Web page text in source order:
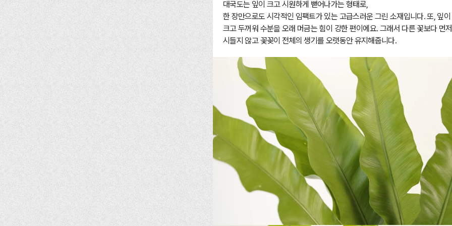
대국도는 잎이 크고 시원하게 뻗어나가는 형태로,
한 장만으로도 시각적인 임팩트가 있는 고급스러운 그린 소재입니다. 또, 잎이
크고 두꺼워 수분을 오래 머금는 힘이 강한 편이에요. 그래서 다른 꽃보다 먼저
시들지 않고 꽃꽂이 전체의 생기를 오랫동안 유지해줍니다.